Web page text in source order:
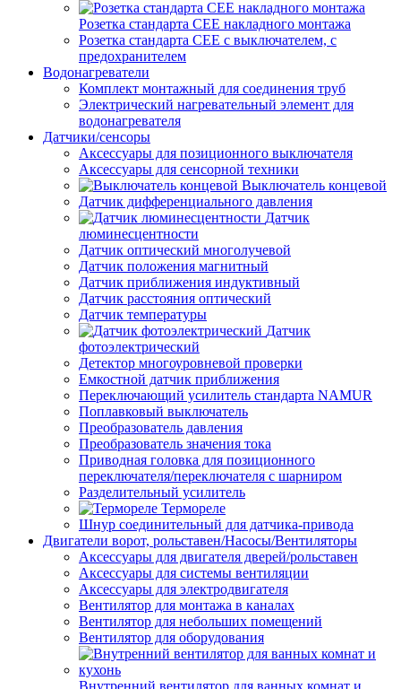
Розетка стандарта СЕЕ накладного монтажа
Розетка стандарта СЕЕ с выключателем, с
предохранителем
Водонагреватели
Комплект монтажный для соединения труб
Электрический нагревательный элемент для
водонагревателя
Датчики/сенсоры
Аксессуары для позиционного выключателя
Аксессуары для сенсорной техники
Выключатель концевой
Датчик дифференциального давления
Датчик
люминесцентности
Датчик оптический многолучевой
Датчик положения магнитный
Датчик приближения индуктивный
Датчик расстояния оптический
Датчик температуры
Датчик
фотоэлектрический
Детектор многоуровневой проверки
Емкостной датчик приближения
Переключающий усилитель стандарта NAMUR
Поплавковый выключатель
Преобразователь давления
Преобразователь значения тока
Приводная головка для позиционного
переключателя/переключателя с шарниром
Разделительный усилитель
Термореле
Шнур соединительный для датчика-привода
Двигатели ворот, рольставен/Насосы/Вентиляторы
Аксессуары для двигателя дверей/рольставен
Аксессуары для системы вентиляции
Аксессуары для электродвигателя
Вентилятор для монтажа в каналах
Вентилятор для небольших помещений
Вентилятор для оборудования
Внутренний вентилятор для ванных комнат и